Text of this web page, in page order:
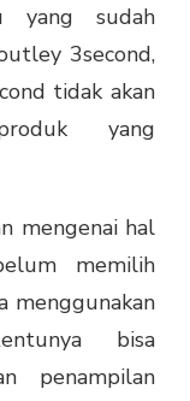
yang sudah
3second,
tidak akan
yang
mengenai hal
memilih
menggunakan
bisa
penampilan